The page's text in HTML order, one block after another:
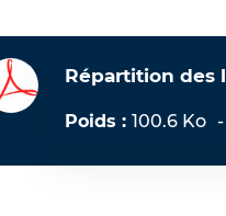
Répartition des
Poids : 100.6 Ko -